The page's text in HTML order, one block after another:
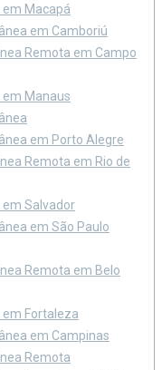
Macapá
em Camboriú
Remota em Campo
Manaus
em Porto Alegre
Remota em Rio de
Salvador
em São Paulo
Remota em Belo
Fortaleza
em Campinas
Remota